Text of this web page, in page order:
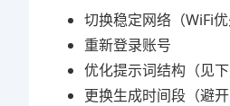
切换稳定网络（WiFi优
重新登录账号
优化提示词结构（见下
更换生成时间段（避开